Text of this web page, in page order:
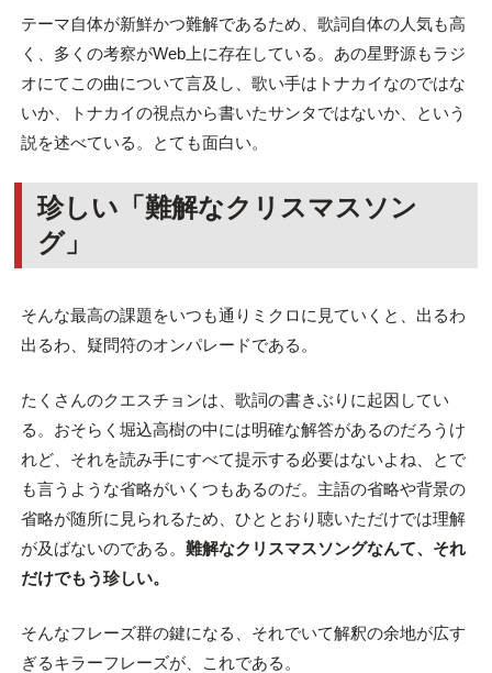
テーマ自体が新鮮かつ難解であるため、歌詞自体の人気も高
く、多くの考察がWeb上に存在している。あの星野源もラジ
オにてこの曲について言及し、歌い手はトナカイなのではな
いか、トナカイの視点から書いたサンタではないか、という
説を述べている。とても面白い。
珍しい「難解なクリスマスソン
グ」
そんな最高の課題をいつも通りミクロに見ていくと、出るわ
出るわ、疑問符のオンパレードである。
たくさんのクエスチョンは、歌詞の書きぶりに起因してい
る。おそらく堀込高樹の中には明確な解答があるのだろうけ
れど、それを読み手にすべて提示する必要はないよね、とで
も言うような省略がいくつもあるのだ。主語の省略や背景の
省略が随所に見られるため、ひととおり聴いただけでは理解
が及ばないのである。 難解なクリスマスソングなんて、それ
だけでもう珍しい。
そんなフレーズ群の鍵になる、それでいて解釈の余地が広す
ぎるキラーフレーズが、これである。